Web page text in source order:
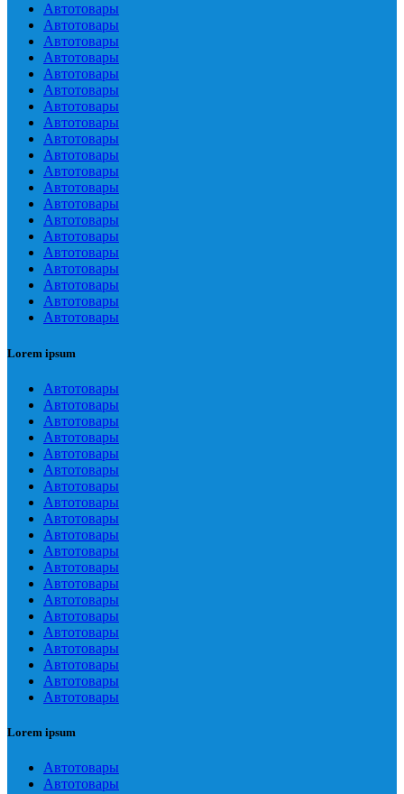
Автотовары
Автотовары
Автотовары
Автотовары
Автотовары
Автотовары
Автотовары
Автотовары
Автотовары
Автотовары
Автотовары
Автотовары
Автотовары
Автотовары
Автотовары
Автотовары
Автотовары
Автотовары
Автотовары
Автотовары
Lorem ipsum
Автотовары
Автотовары
Автотовары
Автотовары
Автотовары
Автотовары
Автотовары
Автотовары
Автотовары
Автотовары
Автотовары
Автотовары
Автотовары
Автотовары
Автотовары
Автотовары
Автотовары
Автотовары
Автотовары
Автотовары
Lorem ipsum
Автотовары
Автотовары